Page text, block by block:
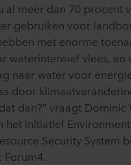
al meer dan 70 procent
gebruiken voor
met enorme
waterintensief vlees, en
naar water voor
door
dan?” vraagt Dominic
het initiatief
Security System
Forum4.